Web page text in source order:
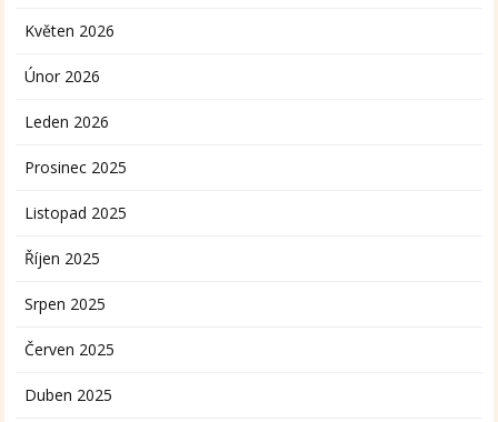
Květen 2026
Únor 2026
Leden 2026
Prosinec 2025
Listopad 2025
Říjen 2025
Srpen 2025
Červen 2025
Duben 2025